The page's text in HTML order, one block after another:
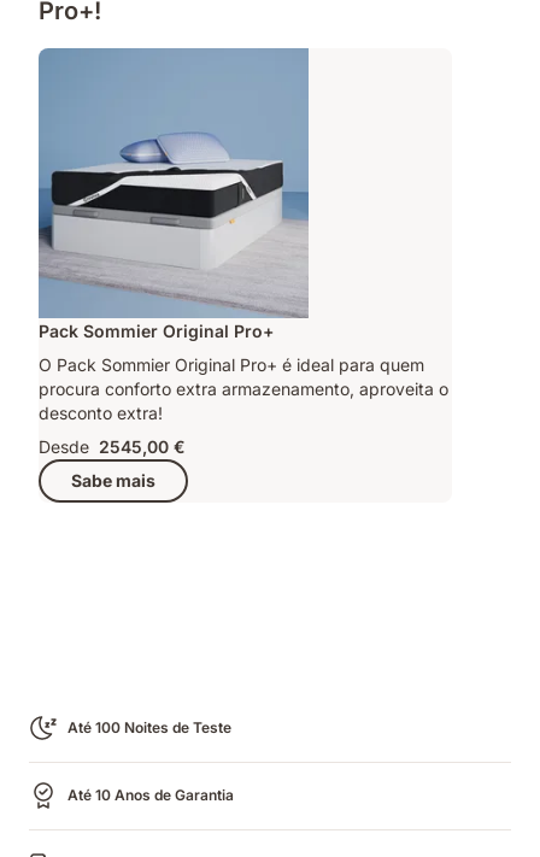
Pro+!
Pack Sommier Original Pro+
O Pack Sommier Original Pro+ é ideal para quem
procura conforto extra armazenamento, aproveita o
desconto extra!
Desde 2545,00 €
Sabe mais
Até 100 Noites de Teste
Até 10 Anos de Garantia